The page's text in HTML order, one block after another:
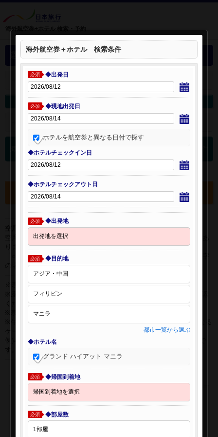
海外航空券+ホテル 検索・予約
選択中の海外航空券+ホテル
選択中の航空券・ホテルを開く：
海外航空券を変更
検索条件を開く：
海外航空券 検索結果
選択中の航空券・ホテルを確認する
空席表示について：
空席状況は常に変更しますので、現在の空席を保証するものではあ
りません。
「○」は過去24時間以内に十分な空席が確認できた商品です。 数字
の場合は、現時点で座席数が少ない商品です。
※表示金額はオンライン予約時の金額です。
※座席クラスはご利用区間毎に異なる場合があります。必ずご確認
ください。
※表示時間はすべて現地時間・24時間表示です。
※午前0時以降に出発する深夜便について、搭乗日をお間違えになる
例)4月8日00：30出発の場合、搭乗手続きは4月7日22:30が目安で
海外航空券＋ホテル 検索条件
必須 ◆出発日
必須 ◆現地出発日
ホテルを航空券と異なる日付で探す
◆ホテルチェックイン日
◆ホテルチェックアウト日
必須 ◆出発地
必須 ◆目的地
都市一覧から選ぶ
◆ホテル名
グランド ハイアット マニラ
必須 ◆帰国到着地
必須 ◆部屋数